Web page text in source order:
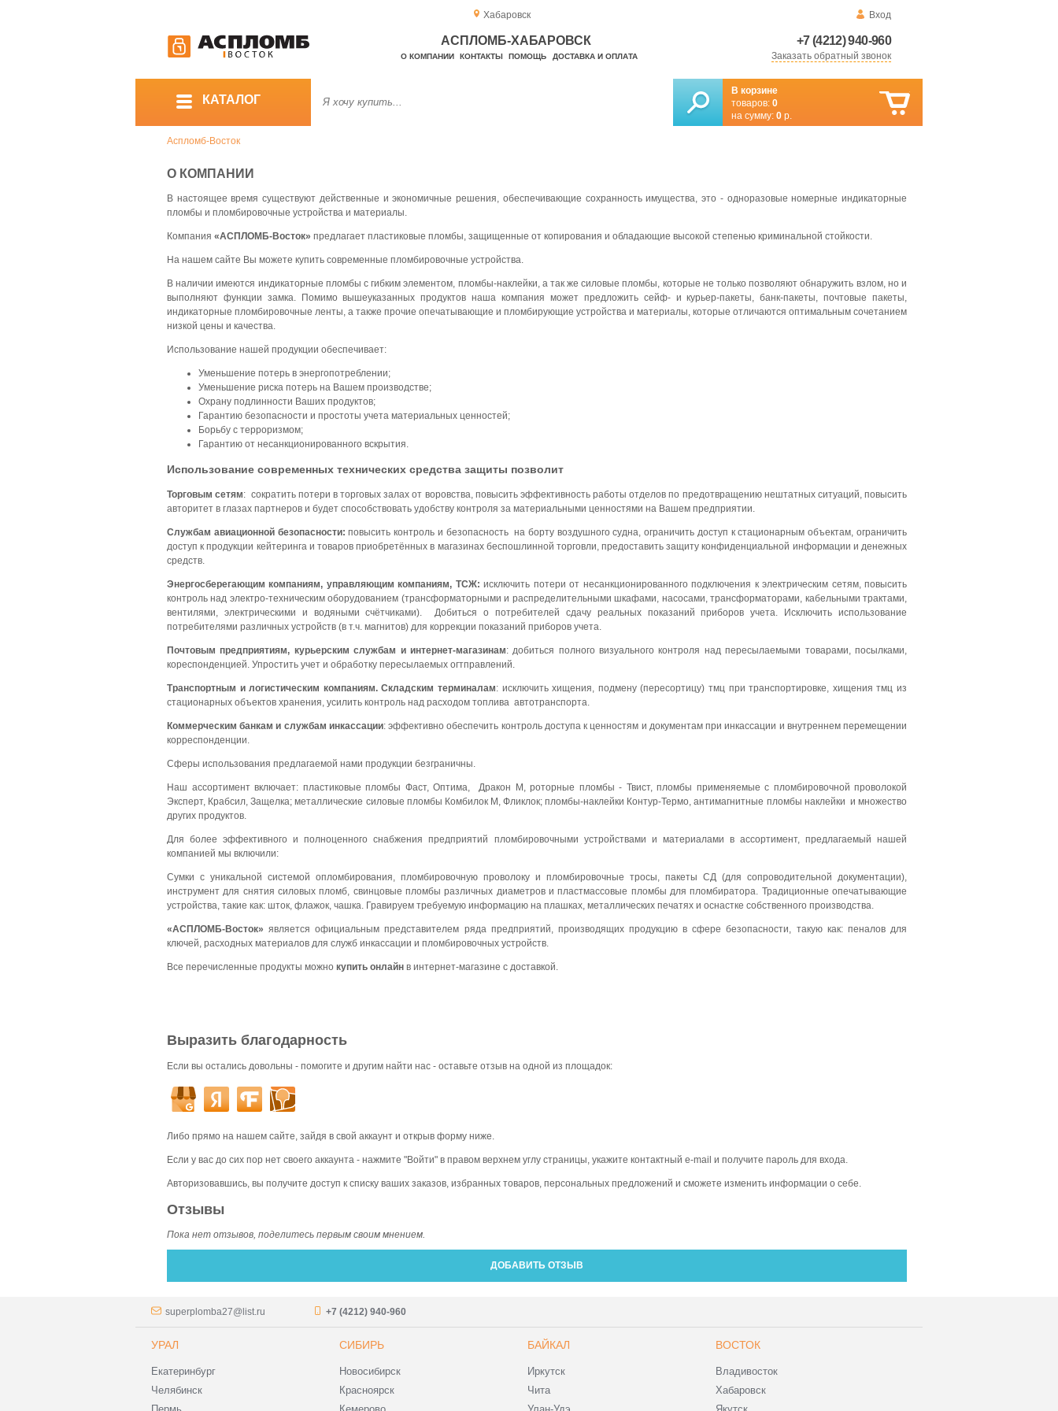
Хабаровск Вход
+7 (4212) 940-960
Заказать обратный звонок
АСПЛОМБ-ХАБАРОВСК
О КОМПАНИИ КОНТАКТЫ ПОМОЩЬ ДОСТАВКА И ОПЛАТА
КАТАЛОГ
В корзине
товаров: 0
на сумму: 0 р.
Аспломб-Восток
О КОМПАНИИ
В настоящее время существуют действенные и экономичные решения, обеспечивающие сохранность имущества, это - одноразовые номерные индикаторные
пломбы и пломбировочные устройства и материалы.
Компания «АСПЛОМБ-Восток» предлагает пластиковые пломбы, защищенные от копирования и обладающие высокой степенью криминальной стойкости.
На нашем сайте Вы можете купить современные пломбировочные устройства.
В наличии имеются индикаторные пломбы с гибким элементом, пломбы-наклейки, а так же силовые пломбы, которые не только позволяют обнаружить взлом, но и
выполняют функции замка. Помимо вышеуказанных продуктов наша компания может предложить сейф- и курьер-пакеты, банк-пакеты, почтовые пакеты,
индикаторные пломбировочные ленты, а также прочие опечатывающие и пломбирующие устройства и материалы, которые отличаются оптимальным сочетанием
низкой цены и качества.
Использование нашей продукции обеспечивает:
Уменьшение потерь в энергопотреблении;
Уменьшение риска потерь на Вашем производстве;
Охрану подлинности Ваших продуктов;
Гарантию безопасности и простоты учета материальных ценностей;
Борьбу с терроризмом;
Гарантию от несанкционированного вскрытия.
Использование современных технических средства защиты позволит
Торговым сетям: сократить потери в торговых залах от воровства, повысить эффективность работы отделов по предотвращению нештатных ситуаций, повысить
авторитет в глазах партнеров и будет способствовать удобству контроля за материальными ценностями на Вашем предприятии.
Службам авиационной безопасности:повысить контроль и безопасность на борту воздушного судна, ограничить доступ к стационарным объектам, ограничить
доступ к продукции кейтеринга и товаров приобретённых в магазинах беспошлинной торговли, предоставить защиту конфиденциальной информации и денежных
средств.
Энергосберегающим компаниям, управляющим компаниям, ТСЖ:исключить потери от несанкционированного подключения к электрическим сетям, повысить
контроль над электро-техническим оборудованием (трансформаторными и распределительными шкафами, насосами, трансформаторами, кабельными трактами,
вентилями, электрическими и водяными счётчиками). Добиться о потребителей сдачу реальных показаний приборов учета. Исключить использование
потребителями различных устройств (в т.ч. магнитов) для коррекции показаний приборов учета.
Почтовым предприятиям, курьерским службам и интернет-магазинам: добиться полного визуального контроля над пересылаемыми товарами, посылками,
кореспонденцией. Упростить учет и обработку пересылаемых огтправлений.
Транспортным и логистическим компаниям. Складским терминалам: исключить хищения, подмену (пересортицу) тмц при транспортировке, хищения тмц из
стационарных объектов хранения, усилить контроль над расходом топлива автотранспорта.
Коммерческим банкам и службам инкассации: эффективно обеспечить контроль доступа к ценностям и документам при инкассации и внутреннем перемещении
корреспонденции.
Сферы использования предлагаемой нами продукции безграничны.
Наш ассортимент включает: пластиковые пломбы Фаст, Оптима, Дракон М, роторные пломбы - Твист, пломбы применяемые с пломбировочной проволокой
Эксперт, Крабсил, Защелка; металлические силовые пломбы Комбилок М, Фликлок; пломбы-наклейки Контур-Термо, антимагнитные пломбы наклейки и множество
других продуктов.
Для более эффективного и полноценного снабжения предприятий пломбировочными устройствами и материалами в ассортимент, предлагаемый нашей
компанией мы включили:
Сумки с уникальной системой опломбирования, пломбировочную проволоку и пломбировочные тросы, пакеты СД (для сопроводительной документации),
инструмент для снятия силовых пломб, свинцовые пломбы различных диаметров и пластмассовые пломбы для пломбиратора. Традиционные опечатывающие
устройства, такие как: шток, флажок, чашка. Гравируем требуемую информацию на плашках, металлических печатях и оснастке собственного производства.
«АСПЛОМБ-Восток» является официальным представителем ряда предприятий, производящих продукцию в сфере безопасности, такую как: пеналов для
ключей, расходных материалов для служб инкассации и пломбировочных устройств.
Все перечисленные продукты можно купить онлайн в интернет-магазине с доставкой.
Выразить благодарность
Если вы остались довольны - помогите и другим найти нас - оставьте отзыв на одной из площадок:
Либо прямо на нашем сайте, зайдя в свой аккаунт и открыв форму ниже.
Если у вас до сих пор нет своего аккаунта - нажмите "Войти" в правом верхнем углу страницы, укажите контактный e-mail и получите пароль для входа.
Авторизовавшись, вы получите доступ к списку ваших заказов, избранных товаров, персональных предложений и сможете изменить информации о себе.
Отзывы
Пока нет отзывов, поделитесь первым своим мнением.
ДОБАВИТЬ ОТЗЫВ
superplomba27@list.ru +7 (4212) 940-960
УРАЛ
Екатеринбург
Челябинск
СИБИРЬ
Новосибирск
Красноярск
БАЙКАЛ
Иркутск
Чита
ВОСТОК
Владивосток
Хабаровск